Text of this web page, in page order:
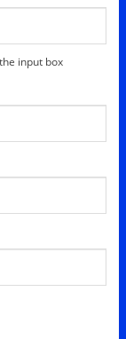
input box